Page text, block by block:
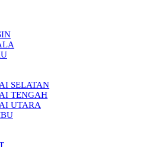
SELATAN
TENGAH
UTARA